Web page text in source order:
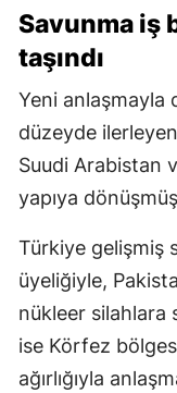
Savunma iş
taşındı
Yeni anlaşmayla
düzeyde
Suudi Arabistan
yapıya
Türkiye gelişmiş
üyeliğiyle,
nükleer silahlara
ise Körfez
ağırlığıyla